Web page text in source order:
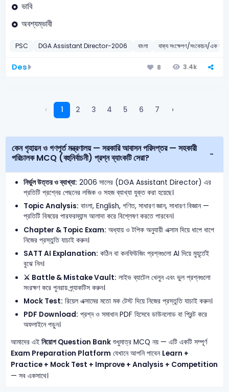
ভাবি
অবশ্যম্ভাবী
PSC DGA Assistant Director-2006 বাংলা বাক্য সংক্ষেপণ/সংকোচন/এক
Des 8 3.4k
‹ 1 2 3 4 5 6 7 ›
কেন গৃহায়ন ও গণপূর্ত মন্ত্রণালয় — সরকারি আবাসন পরিদপ্তর — সহকারী
পরিচালক MCQ (বহুনির্বাচনী) প্রশ্ন ব্যাংকটি সেরা?
নির্ভুল উত্তর ও ব্যাখ্যা: 2006 সালের (DGA Assistant Director) এর
প্রতিটি প্রশ্নের পেছনের লজিক ও সহজ ব্যাখ্যা যুক্ত করা হয়েছে।
Topic Analysis: বাংলা, English, গণিত, সাধারণ জ্ঞান, সাধারণ বিজ্ঞান —
প্রতিটি বিষয়ের পারফরম্যান্স আলাদা করে বিশ্লেষণ করতে পারবেন।
Chapter & Topic Exam: অধ্যায় ও টপিক অনুযায়ী এক্সাম দিয়ে ধাপে ধাপে
নিজের প্রস্তুতি যাচাই করুন।
SATT AI Explanation: কঠিন বা কনফিউজিং প্রশ্নগুলো AI দিয়ে মুহূর্তেই
বুঝে নিন।
⚔️ Battle & Mistake Vault: লাইভ ব্যাটেল খেলুন এবং ভুল প্রশ্নগুলো
সংরক্ষণ করে পুনরায় প্র্যাকটিস করুন।
Mock Test: রিয়েল এক্সামের মতো মক টেস্ট দিয়ে নিজের প্রস্তুতি যাচাই করুন।
PDF Download: প্রশ্ন ও সমাধান PDF হিসেবে ডাউনলোড বা প্রিন্ট করে
অফলাইনে পড়ুন।
আমাদের এই নিয়োগ Question Bankশুধুমাত্র MCQ নয় — এটি একটি সম্পূর্ণ
Exam Preparation Platform যেখানে আপনি পাবেন Learn +
Practice + Mock Test + Improve + Analysis + Competition
— সব একসাথে।